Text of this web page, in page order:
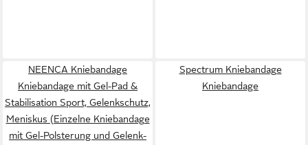
NEENCA Kniebandage
Kniebandage mit Gel-Pad &
Stabilisation Sport, Gelenkschutz,
Meniskus (Einzelne Kniebandage
mit Gel-Polsterung und Gelenk-
Spectrum Kniebandage
Kniebandage